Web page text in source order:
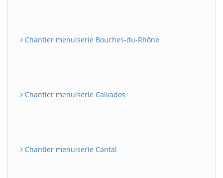
Chantier menuiserie Bouches-du-Rhône
Chantier menuiserie Calvados
Chantier menuiserie Cantal